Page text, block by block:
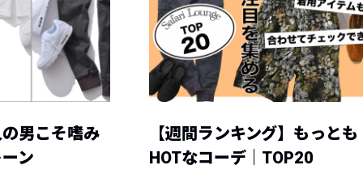
男こそ嗜み
ン
【週間ランキング】もっとも
HOTなコーデ｜TOP20